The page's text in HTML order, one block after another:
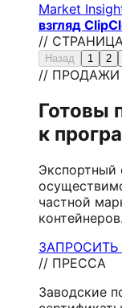
Market
взгляд
// СТРАНИЦА
Назад 1 2
// ПРОДАЖИ
Готовы
к
Экспортный
частной
контейнеров.
// ПРЕССА
Заводские